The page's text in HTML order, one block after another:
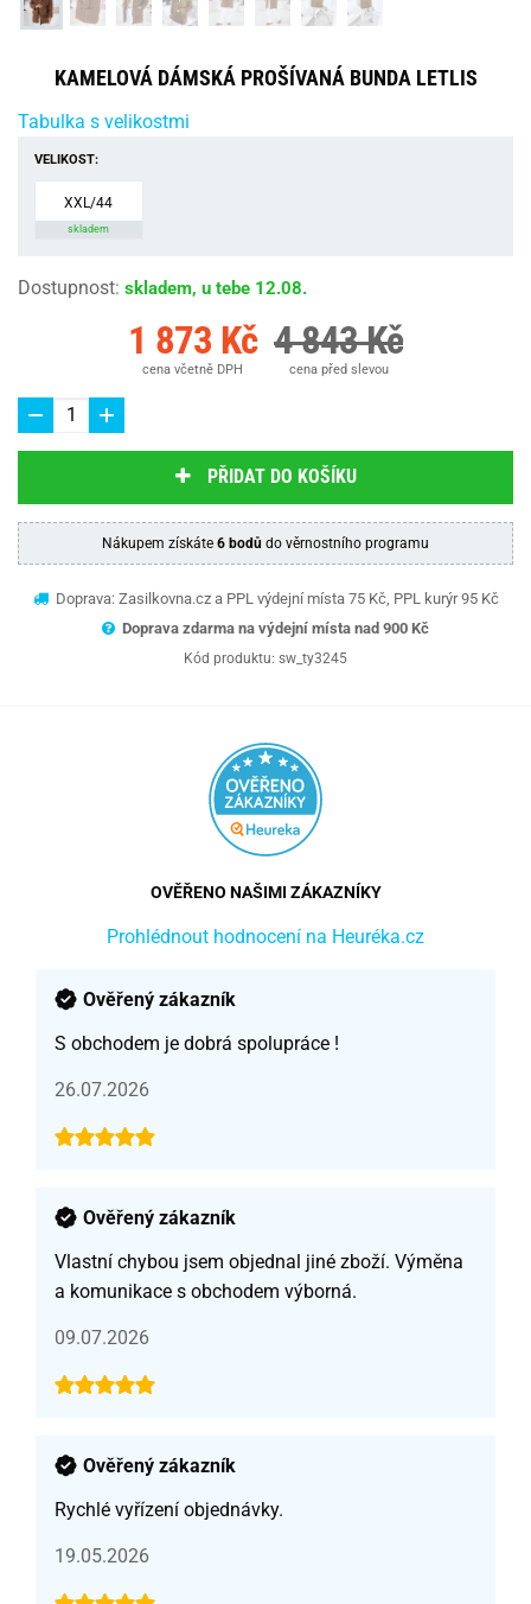
KAMELOVÁ DÁMSKÁ PROŠÍVANÁ BUNDA LETLIS
Tabulka s velikostmi
VELIKOST:
XXL/44
skladem
Dostupnost: skladem, u tebe 12.08.
1 873 Kč
cena včetně DPH
4 843 Kč
cena před slevou
PŘIDAT DO KOŠÍKU
Nákupem získáte 6 bodů do věrnostního programu
Doprava: Zasilkovna.cz a PPL výdejní místa 75 Kč, PPL kurýr 95 Kč
Doprava zdarma na výdejní místa nad 900 Kč
Kód produktu: sw_ty3245
OVĚŘENO NAŠIMI ZÁKAZNÍKY
Prohlédnout hodnocení na Heuréka.cz
Ověřený zákazník
S obchodem je dobrá spolupráce !
26.07.2026
Ověřený zákazník
Vlastní chybou jsem objednal jiné zboží. Výměna
a komunikace s obchodem výborná.
09.07.2026
Ověřený zákazník
Rychlé vyřízení objednávky.
19.05.2026